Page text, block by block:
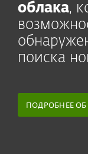
облака,
поиска
ПОДРОБНЕЕ ОБ